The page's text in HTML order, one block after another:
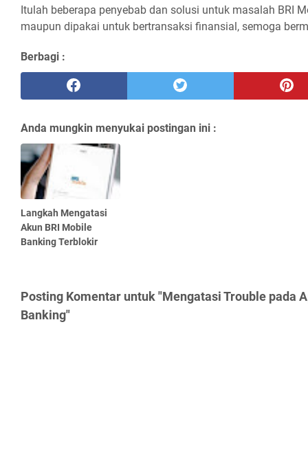
Itulah beberapa penyebab dan solusi untuk masalah BRI
maupun dipakai untuk bertransaksi finansial, semoga
Berbagi :
Anda mungkin menyukai postingan ini :
Langkah Mengatasi
Akun BRI Mobile
Banking Terblokir
Posting Komentar untuk "Mengatasi Trouble pada
Banking"